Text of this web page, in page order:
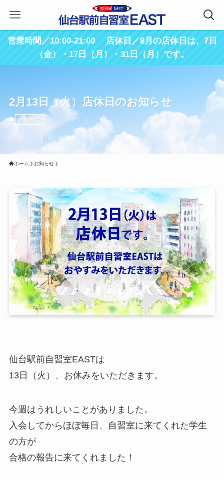
営業時間／10:00-21:00 店休日／8月の店休日は、7日
（金）・17日（月）・31日（月）です。
2月13日（火）店休日のお知らせ
お知らせ
ホーム お知らせ
仙台駅前自習室EASTは
13日（火）、お休みをいただきます。
今週はうれしいことがありました。
入会してからほぼ毎日、自習室に来てくれた学生
の方が
合格の報告に来てくれました！